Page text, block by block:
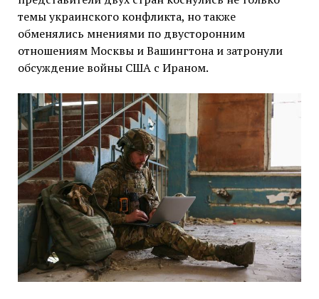
темы украинского конфликта, но также
обменялись мнениями по двусторонним
отношениям Москвы и Вашингтона и затронули
обсуждение войны США с Ираном.